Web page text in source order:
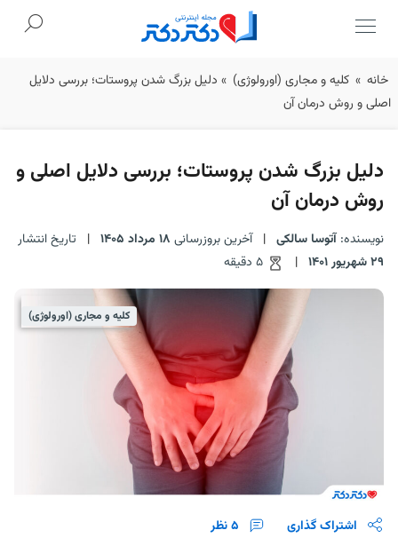
Skip
to
خانه » کلیه و مجاری (اورولوژی) » دلیل بزرگ شدن پروستات؛ بررسی دلایل
اصلی و روش درمان آن
دلیل بزرگ شدن پروستات؛ بررسی دلایل اصلی و
روش درمان آن
نویسنده:آتوسا سالکی | آخرین بروزرسانی 18 مرداد 1405 |
تاریخ انتشار
29 شهریور 1401
|
کلیه و مجاری (اورولوژی)
اشتراک گذاری 5نظر